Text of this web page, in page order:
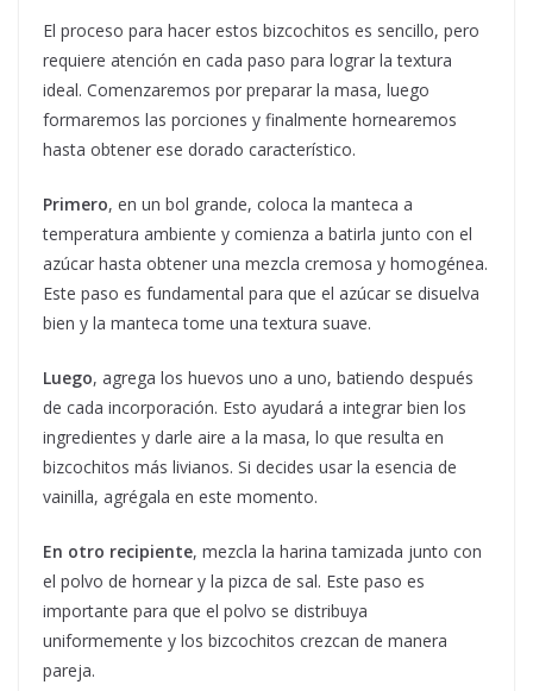
El proceso para hacer estos bizcochitos es sencillo, pero
requiere atención en cada paso para lograr la textura
ideal. Comenzaremos por preparar la masa, luego
formaremos las porciones y finalmente hornearemos
hasta obtener ese dorado característico.
Primero, en un bol grande, coloca la manteca a
temperatura ambiente y comienza a batirla junto con el
azúcar hasta obtener una mezcla cremosa y homogénea.
Este paso es fundamental para que el azúcar se disuelva
bien y la manteca tome una textura suave.
Luego, agrega los huevos uno a uno, batiendo después
de cada incorporación. Esto ayudará a integrar bien los
ingredientes y darle aire a la masa, lo que resulta en
bizcochitos más livianos. Si decides usar la esencia de
vainilla, agrégala en este momento.
En otro recipiente, mezcla la harina tamizada junto con
el polvo de hornear y la pizca de sal. Este paso es
importante para que el polvo se distribuya
uniformemente y los bizcochitos crezcan de manera
pareja.